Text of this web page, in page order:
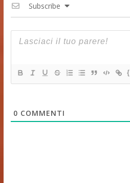
Subscribe
0 COMMENTI